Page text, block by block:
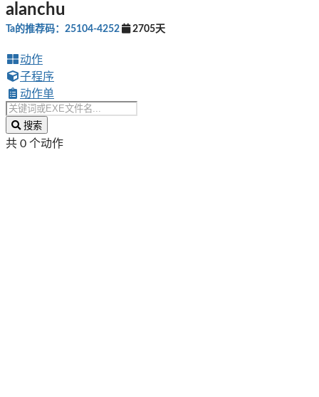
alanchu
Ta的推荐码：25104-4252 2705天
动作
子程序
动作单
搜索
共 0 个动作